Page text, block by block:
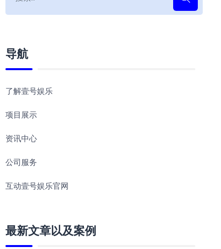
导航
了解壹号娱乐
项目展示
资讯中心
公司服务
互动壹号娱乐官网
最新文章以及案例